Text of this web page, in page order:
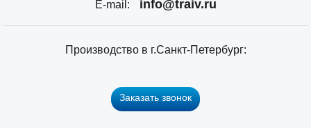
E-mail:
info@traiv.ru
Производство в г.Санкт-Петербург:
Заказать звонок